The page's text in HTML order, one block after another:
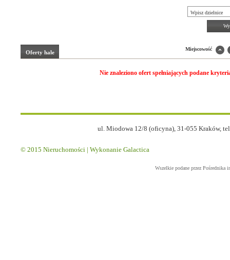
Ofertyhale
Miejscowość
Nie znaleziono ofert spełniających podane
ul. Miodowa 12/8 (oficyna), 31-055 Kraków,
© 2015 Nieruchomości | Wykonanie Galactica
Wszelkie podane przez